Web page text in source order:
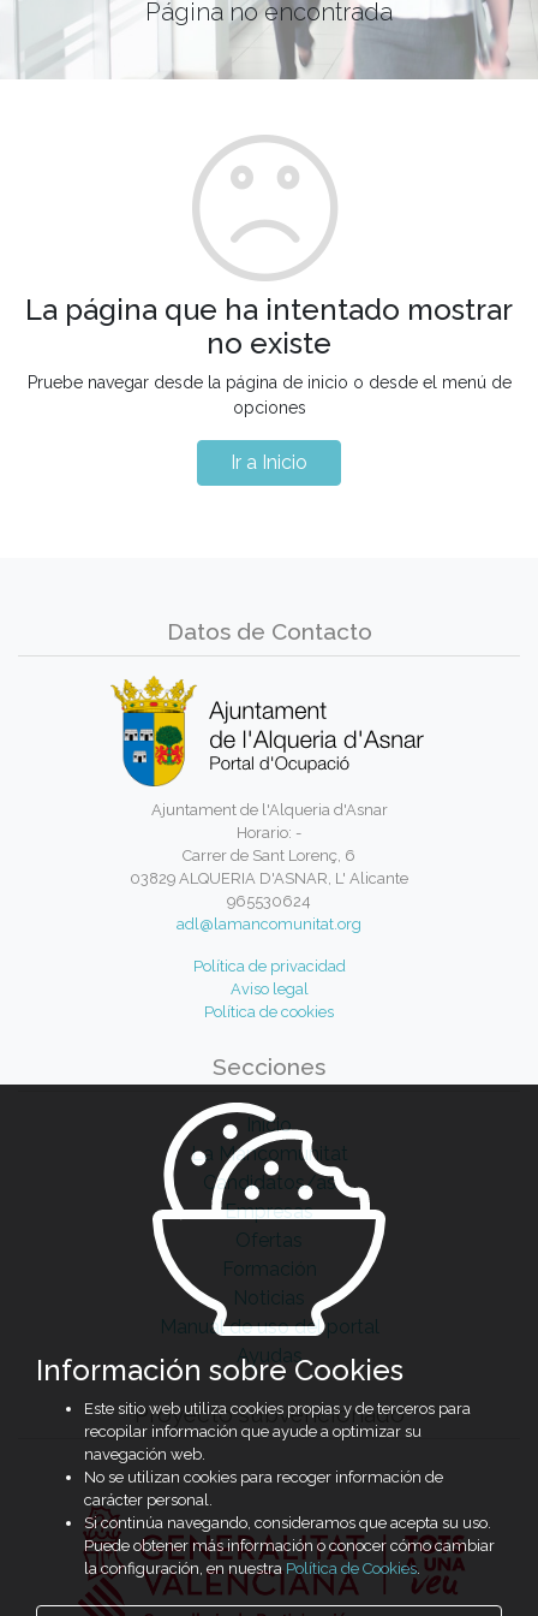
Página no encontrada
La página que ha intentado mostrar
no existe
Pruebe navegar desde la página de inicio o desde el menú de
opciones
Ir a Inicio
Datos de Contacto
Ajuntament de l'Alqueria d'Asnar
Horario: -
Carrer de Sant Lorenç, 6
03829 ALQUERIA D'ASNAR, L' Alicante
965530624
adl@lamancomunitat.org
Política de privacidad
Aviso legal
Política de cookies
Secciones
Inicio
La Mancomunitat
Candidatos/as
Empresas
Ofertas
Formación
Noticias
Manual de uso del portal
Ayudas
Proyecto subvencionado
Información sobre Cookies
Este sitio web utiliza cookies propias y de terceros para
recopilar información que ayude a optimizar su
navegación web.
No se utilizan cookies para recoger información de
carácter personal.
Si continúa navegando, consideramos que acepta su uso.
Puede obtener más información o conocer cómo cambiar
la configuración, en nuestra Política de Cookies.